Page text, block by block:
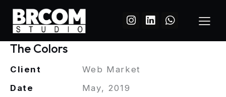
The Colors
Client
Web Market
Date
May, 2019